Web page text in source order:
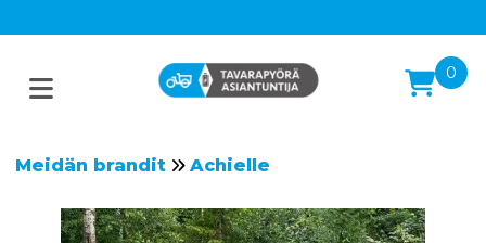
0
Meidän brandit Achielle